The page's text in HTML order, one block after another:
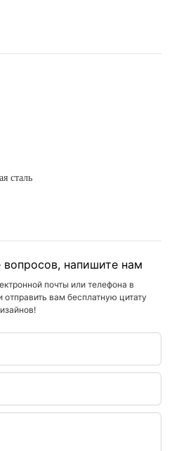
сталь
напишите нам
почты или телефона в
вам бесплатную цитату